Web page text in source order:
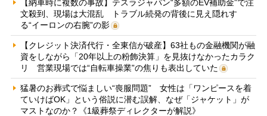
【納車時に複数の事故】テスラジャパン“多額のEV補助金”で注
文殺到、現場は大混乱 トラブル続発の背後に見え隠れす
る“イーロンの右腕”の影
【クレジット決済代行・全東信が破産】63社もの金融機関が融
資をしながら「20年以上の粉飾決算」を見抜けなかったカラク
リ 営業現場では“自転車操業”の焦りも表出していた
猛暑のお葬式で悩ましい“喪服問題” 女性は「ワンピースを着
ていけばOK」という俗説に潜む誤解、なぜ「ジャケット」が
マストなのか？《1級葬祭ディレクターが解説》